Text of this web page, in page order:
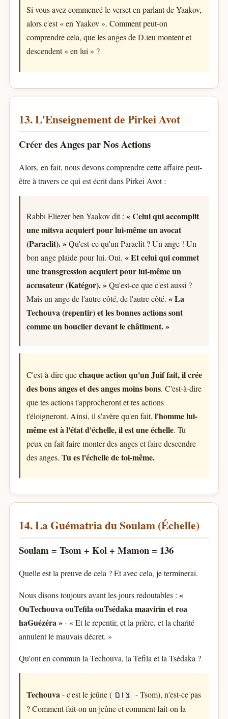
Si vous avez commencé le verset en parlant de Yaakov,
alors c'est « en Yaakov ». Comment peut-on
comprendre cela, que les anges de D.ieu montent et
descendent « en lui » ?
13. L'Enseignement de Pirkei Avot
Créer des Anges par Nos Actions
Alors, en fait, nous devons comprendre cette affaire peut-
être à travers ce qui est écrit dans Pirkei Avot :
Rabbi Eliezer ben Yaakov dit : « Celui qui accomplit
une mitsva acquiert pour lui-même un avocat
(Paraclit). »Qu'est-ce qu'un Paraclit ? Un ange ! Un
bon ange plaide pour lui. Oui. « Et celui qui commet
une transgression acquiert pour lui-même un
accusateur (Katégor). »Qu'est-ce que c'est aussi ?
Mais un ange de l'autre côté, de l'autre côté. « La
Techouva (repentir) et les bonnes actions sont
comme un bouclier devant le châtiment. »
C'est-à-dire quechaque action qu'un Juif fait, il crée
des bons anges et des anges moins bons. C'est-à-dire
que tes actions t'approcheront et tes actions
t'éloigneront. Ainsi, il s'avère qu'en fait, l'homme lui-
même est à l'état d'échelle, il est une échelle. Tu
peux en fait faire monter des anges et faire descendre
des anges. Tu es l'échelle de toi-même.
14. La Guématria du Soulam (Échelle)
Soulam = Tsom + Kol + Mamon = 136
Quelle est la preuve de cela ? Et avec cela, je terminerai.
Nous disons toujours avant les jours redoutables : «
OuTechouva ouTefila ouTsédaka maavirin et roa
haGuézéra »- « Et le repentir, et la prière, et la charité
annulent le mauvais décret. »
Qu'ont en commun la Techouva, la Tefila et la Tsédaka ?
Techouva- c'est le jeûne ( צום - Tsom), n'est-ce pas
? Comment fait-on un jeûne et comment fait-on la